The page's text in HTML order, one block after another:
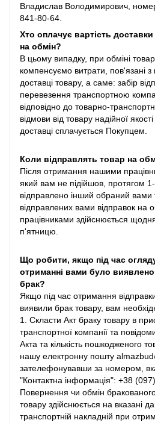
Владислав Володимирович,
841-80-64.
Хто оплачує вартість
на обмін?
В цьому випадку, при обміні
компенсуємо витрати, пов'язані з
доставці товару, а саме: забір
перевезення транспортною
відповідно до товарно-
відмови від товару надійної
доставці сплачується Покупцем.
Коли відправлять товар на
Після отримання нашими
який вам не підійшов, протягом
відправлено інший обраний
відправлених вами відправок на
працівниками здійснюється
п'ятницю.
Що робити, якщо під час
отриманні вами було
брак?
Якщо під час отримання
виявили брак товару, вам
1. Скласти Акт браку товару в
транспортної компанії та
Акта та кількість пошкодженого
нашу електронну пошту
зателефонувавши за номером,
"Контактна інформація": +38
Повернення чи обмін
товару здійснюється на вказані
транспортній накладній при